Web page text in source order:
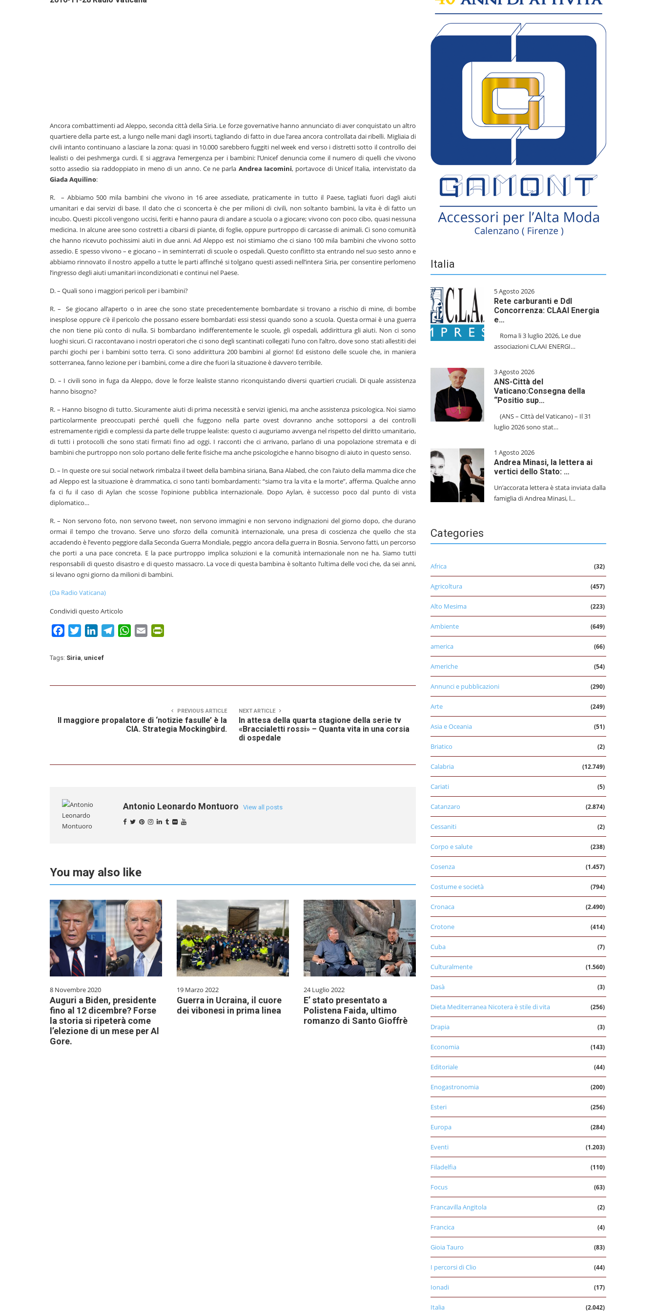
Ancora combattimenti ad Aleppo, seconda città della Siria. Le forze governative hanno annunciato di aver conquistato un altro
quartiere della parte est, a lungo nelle mani dagli insorti, tagliando di fatto in due l’area ancora controllata dai ribelli. Migliaia di
civili intanto continuano a lasciare la zona: quasi in 10.000 sarebbero fuggiti nel week end verso i distretti sotto il controllo dei
lealisti o dei peshmerga curdi. E si aggrava l’emergenza per i bambini: l’Unicef denuncia come il numero di quelli che vivono
sotto assedio sia raddoppiato in meno di un anno. Ce ne parla Andrea Iacomini, portavoce di Unicef Italia, intervistato da
Giada Aquilino:
R. – Abbiamo 500 mila bambini che vivono in 16 aree assediate, praticamente in tutto il Paese, tagliati fuori dagli aiuti
umanitari e dai servizi di base. Il dato che ci sconcerta è che per milioni di civili, non soltanto bambini, la vita è di fatto un
incubo. Questi piccoli vengono uccisi, feriti e hanno paura di andare a scuola o a giocare; vivono con poco cibo, quasi nessuna
medicina. In alcune aree sono costretti a cibarsi di piante, di foglie, oppure purtroppo di carcasse di animali. Ci sono comunità
che hanno ricevuto pochissimi aiuti in due anni. Ad Aleppo est noi stimiamo che ci siano 100 mila bambini che vivono sotto
assedio. E spesso vivono – e giocano – in seminterrati di scuole o ospedali. Questo conflitto sta entrando nel suo sesto anno e
abbiamo rinnovato il nostro appello a tutte le parti affinché si tolgano questi assedi nell’intera Siria, per consentire perlomeno
l’ingresso degli aiuti umanitari incondizionati e continui nel Paese.
D. – Quali sono i maggiori pericoli per i bambini?
R. – Se giocano all’aperto o in aree che sono state precedentemente bombardate si trovano a rischio di mine, di bombe
inesplose oppure c’è il pericolo che possano essere bombardati essi stessi quando sono a scuola. Questa ormai è una guerra
che non tiene più conto di nulla. Si bombardano indifferentemente le scuole, gli ospedali, addirittura gli aiuti. Non ci sono
luoghi sicuri. Ci raccontavano i nostri operatori che ci sono degli scantinati collegati l’uno con l’altro, dove sono stati allestiti dei
parchi giochi per i bambini sotto terra. Ci sono addirittura 200 bambini al giorno! Ed esistono delle scuole che, in maniera
sotterranea, fanno lezione per i bambini, come a dire che fuori la situazione è davvero terribile.
D. – I civili sono in fuga da Aleppo, dove le forze lealiste stanno riconquistando diversi quartieri cruciali. Di quale assistenza
hanno bisogno?
R. – Hanno bisogno di tutto. Sicuramente aiuti di prima necessità e servizi igienici, ma anche assistenza psicologica. Noi siamo
particolarmente preoccupati perché quelli che fuggono nella parte ovest dovranno anche sottoporsi a dei controlli
estremamente rigidi e complessi da parte delle truppe lealiste: questo ci auguriamo avvenga nel rispetto del diritto umanitario,
di tutti i protocolli che sono stati firmati fino ad oggi. I racconti che ci arrivano, parlano di una popolazione stremata e di
bambini che purtroppo non solo portano delle ferite fisiche ma anche psicologiche e hanno bisogno di aiuto in questo senso.
D. – In queste ore sui social network rimbalza il tweet della bambina siriana, Bana Alabed, che con l’aiuto della mamma dice che
ad Aleppo est la situazione è drammatica, ci sono tanti bombardamenti: “siamo tra la vita e la morte”, afferma. Qualche anno
fa ci fu il caso di Aylan che scosse l’opinione pubblica internazionale. Dopo Aylan, è successo poco dal punto di vista
diplomatico…
R. – Non servono foto, non servono tweet, non servono immagini e non servono indignazioni del giorno dopo, che durano
ormai il tempo che trovano. Serve uno sforzo della comunità internazionale, una presa di coscienza che quello che sta
accadendo è l’evento peggiore dalla Seconda Guerra Mondiale, peggio ancora della guerra in Bosnia. Servono fatti, un percorso
che porti a una pace concreta. E la pace purtroppo implica soluzioni e la comunità internazionale non ne ha. Siamo tutti
responsabili di questo disastro e di questo massacro. La voce di questa bambina è soltanto l’ultima delle voci che, da sei anni,
si levano ogni giorno da milioni di bambini.
(Da Radio Vaticana)
Condividi questo Articolo
FacebookTwitterLinkedInTelegramWhatsApp
Email
Tags: Siria, unicef
PREVIOUS ARTICLE
Il maggiore propalatore di ‘notizie fasulle’ è la
CIA. Strategia Mockingbird.
NEXT ARTICLE
In attesa della quarta stagione della serie tv
«Braccialetti rossi» – Quanta vita in una corsia
di ospedale
Antonio Leonardo Montuoro View all posts
You may also like
8 Novembre 2020
Auguri a Biden, presidente
fino al 12 dicembre? Forse
la storia si ripeterà come
l’elezione di un mese per Al
Gore.
19 Marzo 2022
Guerra in Ucraina, il cuore
dei vibonesi in prima linea
24 Luglio 2022
E’ stato presentato a
Polistena Faida, ultimo
romanzo di Santo Gioffrè
Italia
5 Agosto 2026
Rete carburanti e Ddl
Concorrenza: CLAAI Energia
e…
​Roma li 3 luglio 2026, Le due
associazioni CLAAI ENERGI…
3 Agosto 2026
ANS-Città del
Vaticano:Consegna della
“Positio sup…
(ANS – Città del Vaticano) – Il 31
luglio 2026 sono stat…
1 Agosto 2026
Andrea Minasi, la lettera ai
vertici dello Stato: …
Un’accorata lettera è stata inviata dalla
famiglia di Andrea Minasi, l…
Categories
Africa (32)
Agricoltura (457)
Alto Mesima (223)
Ambiente (649)
america (66)
Americhe (54)
Annunci e pubblicazioni (290)
Arte (249)
Asia e Oceania (51)
Briatico (2)
Calabria (12.749)
Cariati (5)
Catanzaro (2.874)
Cessaniti (2)
Corpo e salute (238)
Cosenza (1.457)
Costume e società (794)
Cronaca (2.490)
Crotone (414)
Cuba (7)
Culturalmente (1.560)
Dasà (3)
Dieta Mediterranea Nicotera è stile di vita (256)
Drapia (3)
Economia (143)
Editoriale (44)
Enogastronomia (200)
Esteri (256)
Europa (284)
Eventi (1.203)
Filadelfia (110)
Focus (63)
Francavilla Angitola (2)
Francica (4)
Gioia Tauro (83)
I percorsi di Clio (44)
Ionadi (17)
Italia (2.042)